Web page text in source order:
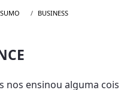
BUSINESS
nos ensinou alguma cois